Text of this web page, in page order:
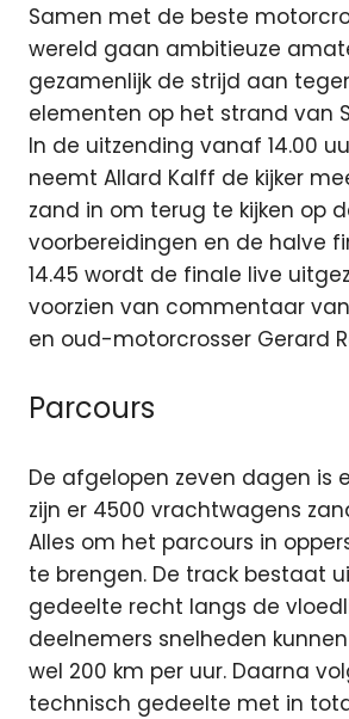
Samen met de beste
wereld gaan ambitieuze
gezamenlijk de strijd aan
elementen op het strand van
In de uitzending vanaf 14.00
neemt Allard Kalff de kijker
zand in om terug te kijken op
voorbereidingen en de halve
14.45 wordt de finale live
voorzien van commentaar van
en oud-motorcrosser Gerard
Parcours
De afgelopen zeven dagen is
zijn er 4500 vrachtwagens
Alles om het parcours in
te brengen. De track bestaat
gedeelte recht langs de
deelnemers snelheden
wel 200 km per uur. Daarna
technisch gedeelte met in